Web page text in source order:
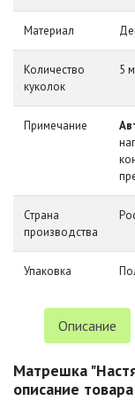
Материал
Количество
куколок
5
Примечание
Страна
производства
Упаковка
Описание
Матрешка
описание товара